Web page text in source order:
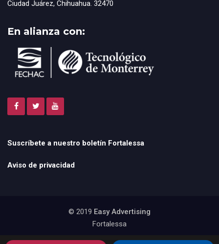
Ciudad Juárez, Chihuahua. 32470
En alianza con:
Suscríbete a nuestro boletín Fortalessa
Aviso de privacidad
© 2019 Easy Advertising
Fortalessa